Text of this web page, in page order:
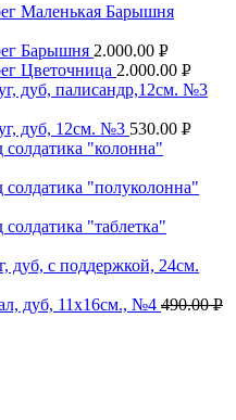
Маленькая Барышня
Барышня 2.000.00 Р
УБ.
Цветочница 2.000.00 Р
УБ.
дуб, палисандр,12см. №3
дуб, 12см. №3 530.00 Р
солдатика "колонна"
солдатика "полуколонна"
"таблетка"
дуб, с поддержкой, 24см.
дуб, 11х16см., №4 490.00Р